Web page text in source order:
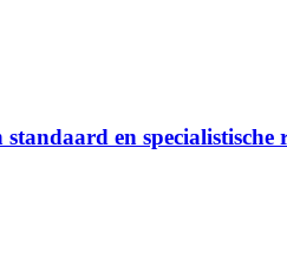
standaard en